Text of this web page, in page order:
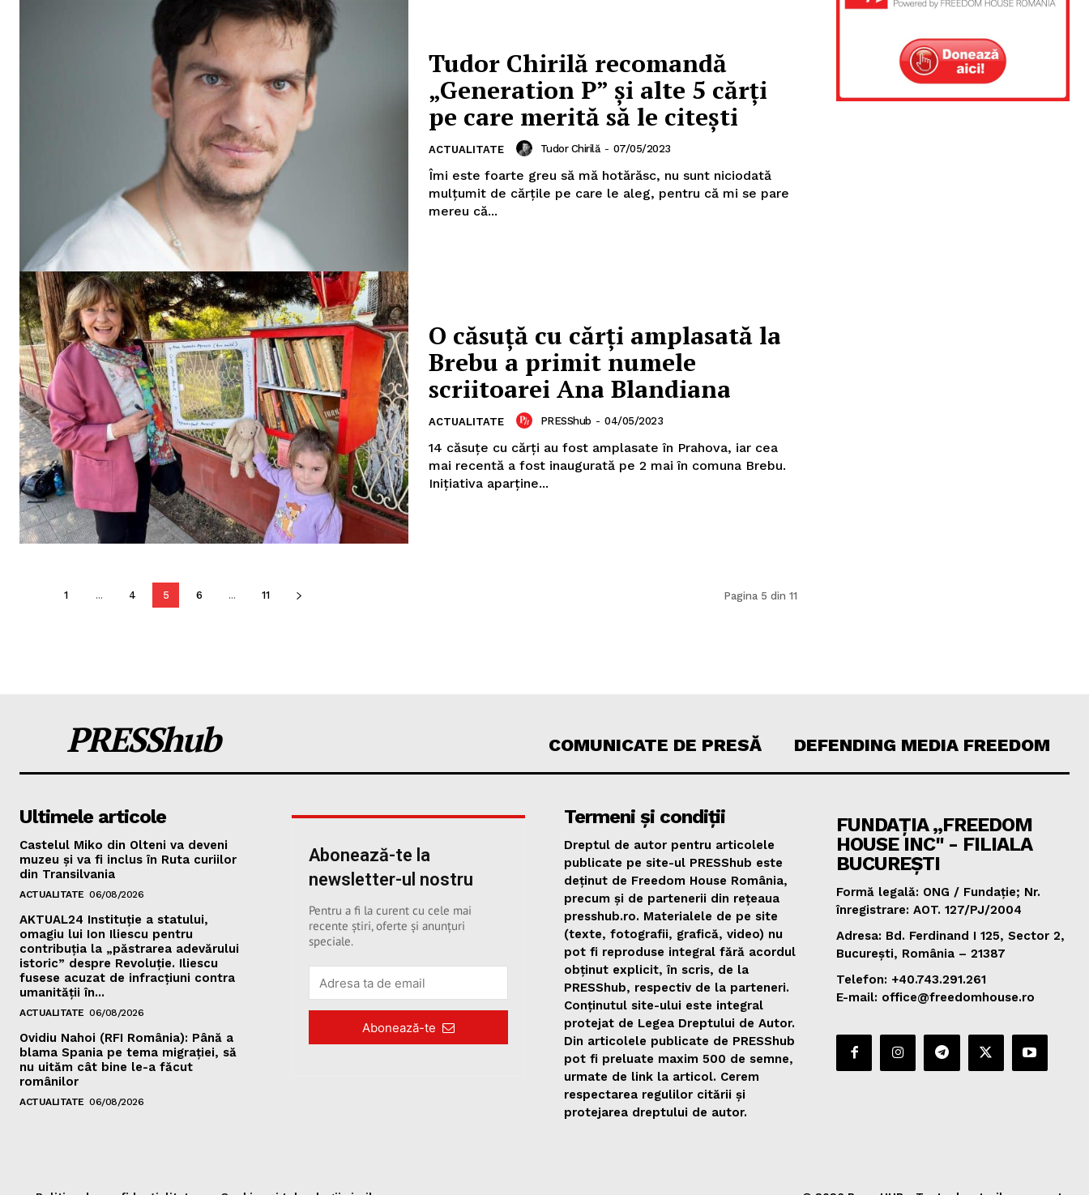
Un proiect
FREEDOM HOUSE
ROMÂNIA
Tudor Chirilă recomandă
„Generation P” și alte 5 cărți
pe care merită să le citești
ACTUALITATE Tudor Chirilă - 07/05/2023
Îmi este foarte greu să mă hotărăsc, nu sunt niciodată
mulțumit de cărțile pe care le aleg, pentru că mi se pare
mereu că...
O căsuță cu cărți amplasată la
Brebu a primit numele
scriitoarei Ana Blandiana
ACTUALITATE PRESShub - 04/05/2023
14 căsuțe cu cărți au fost amplasate în Prahova, iar cea
mai recentă a fost inaugurată pe 2 mai în comuna Brebu.
Inițiativa aparține...
1 ... 4 5 6 ... 11 Pagina 5 din 11
PRESShub COMUNICATE DE PRESĂ DEFENDING MEDIA FREEDOM
Ultimele articole
Castelul Miko din Olteni va deveni
muzeu şi va fi inclus în Ruta curiilor
din Transilvania
ACTUALITATE 06/08/2026
AKTUAL24 Instituție a statului,
omagiu lui Ion Iliescu pentru
contribuția la „păstrarea adevărului
istoric” despre Revoluție. Iliescu
fusese acuzat de infracțiuni contra
umanității în...
ACTUALITATE 06/08/2026
Ovidiu Nahoi (RFI România): Până a
blama Spania pe tema migrației, să
nu uităm cât bine le-a făcut
românilor
ACTUALITATE 06/08/2026
Abonează-te la
newsletter-ul nostru
Pentru a fi la curent cu cele mai
recente știri, oferte și anunțuri
speciale.
Abonează-te
Termeni și condiții
Dreptul de autor pentru articolele
publicate pe site-ul PRESShub este
deținut de Freedom House România,
precum și de partenerii din rețeaua
presshub.ro. Materialele de pe site
(texte, fotografii, grafică, video) nu
pot fi reproduse integral fără acordul
obținut explicit, în scris, de la
PRESShub, respectiv de la parteneri.
Conținutul site-ului este integral
protejat de Legea Dreptului de Autor.
Din articolele publicate de PRESShub
pot fi preluate maxim 500 de semne,
urmate de link la articol. Cerem
respectarea regulilor citării și
protejarea dreptului de autor.
FUNDAȚIA „FREEDOM
HOUSE INC" - FILIALA
BUCUREȘTI
Formă legală: ONG / Fundație; Nr.
înregistrare: AOT. 127/PJ/2004
Adresa: Bd. Ferdinand I 125, Sector 2,
București, România – 21387
Telefon: +40.743.291.261
E-mail: office@freedomhouse.ro